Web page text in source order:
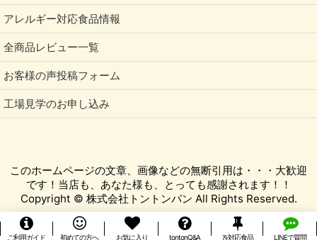
ご利用ガイド 初めての方へ お気に入り tontonQ&A ｱﾚ対応食品 LINEで質問
アレルギー対応食品情報
全商品レビュー一覧
お客様の声投稿フォーム
工場見学のお申し込み
このホームページの文章、画像などの無断引用は・・・大歓迎
です！当店も、あなた様も、とっても感謝されます！！
Copyright © 株式会社トントンパン All Rights Reserved.